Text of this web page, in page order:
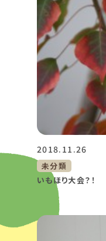
2018.11.26
未分類
いもほり大会？！